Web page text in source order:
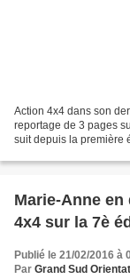
Action 4x4 dans son
reportage de 3 pages
suit depuis la première
Marie-Anne
4x4 sur la 7è
Publié le 21/02/2016 à
Par Grand Sud